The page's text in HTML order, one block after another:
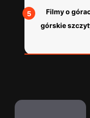
Filmy o
górskie